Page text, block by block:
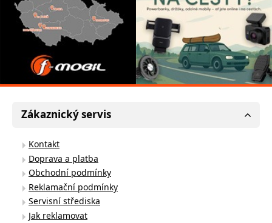
Zákaznický servis
Kontakt
Doprava a platba
Obchodní podmínky
Reklamační podmínky
Servisní střediska
Jak reklamovat